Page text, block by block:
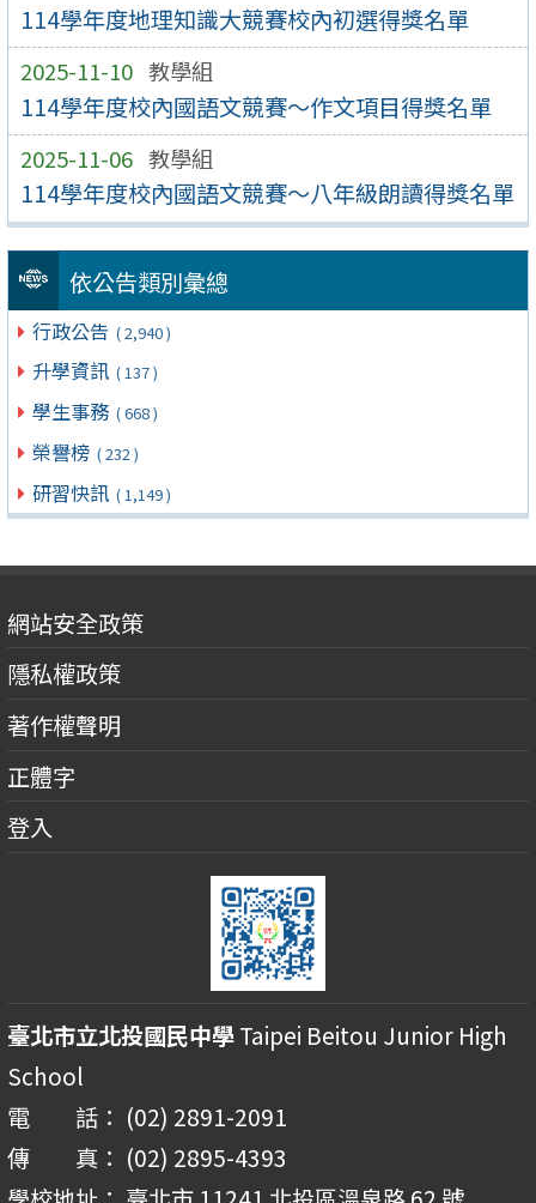
114學年度地理知識大競賽校內初選得獎名單
2025-11-10 教學組
114學年度校內國語文競賽～作文項目得獎名單
2025-11-06 教學組
114學年度校內國語文競賽～八年級朗讀得獎名單
依公告類別彙總
行政公告 ( 2,940 )
升學資訊 ( 137 )
學生事務 ( 668 )
榮譽榜 ( 232 )
研習快訊 ( 1,149 )
網站安全政策
隱私權政策
著作權聲明
正體字
登入
臺北市立北投國民中學Taipei Beitou Junior High
School
電 話： (02) 2891-2091
傳 真： (02) 2895-4393